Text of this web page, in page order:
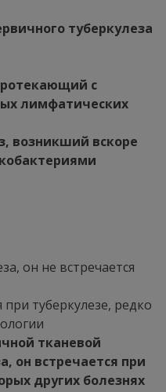
туберкулеза
с
лимфатических
возникший вскоре
он не встречается
туберкулезе, редко
тканевой
он встречается при
других болезнях